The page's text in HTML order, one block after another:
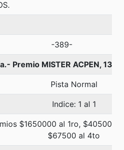
-389-
Premio MISTER ACPEN,
Pista Normal
Indice: 1 al 1
$1650000 al 1ro, $405000
$67500 al 4to